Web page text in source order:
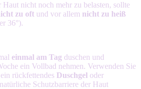
nicht noch mehr zu belasten, sollte
zu oft und vor allem nicht zu heiß
36°).
einmal am Tag duschen und
ein Vollbad nehmen. Verwenden Sie
rückfettendes Duschgel oder
Schutzbarriere der Haut